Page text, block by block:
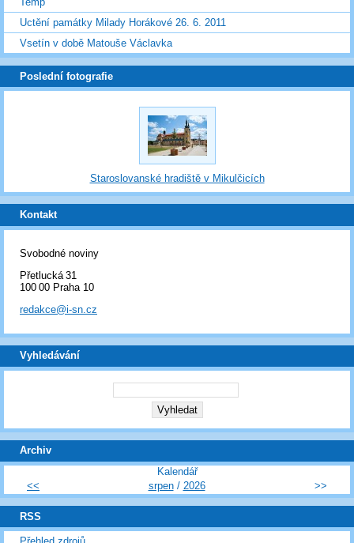
Uctění památky Milady Horákové 26. 6. 2011
Vsetín v době Matouše Václavka
Poslední fotografie
Staroslovanské hradiště v Mikulčicích
Kontakt
Svobodné noviny
Přetlucká 31
100 00 Praha 10
redakce@i-sn.cz
Vyhledávání
Archiv
Kalendář
<<
srpen/ 2026 >>
RSS